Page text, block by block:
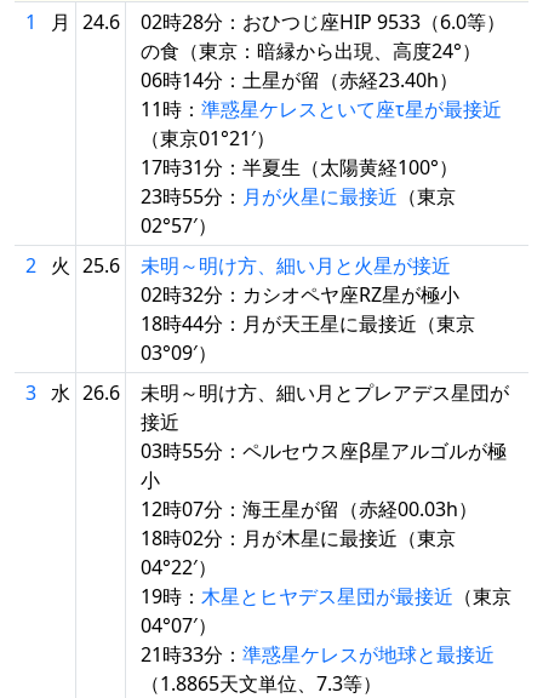
1
月 24.6
02時28分：おひつじ座HIP 9533（6.0等）
の食（東京：暗縁から出現、高度24°）
06時14分：土星が留（赤経23.40h）
11時： 準惑星ケレスといて座τ星が最接近
（東京01°21′）
17時31分：半夏生（太陽黄経100°）
23時55分： 月が火星に最接近 （東京
02°57′）
2
火 25.6
未明～明け方、細い月と火星が接近
02時32分：カシオペヤ座RZ星が極小
18時44分：月が天王星に最接近（東京
03°09′）
3 水 26.6
未明～明け方、細い月とプレアデス星団が
接近
03時55分：ペルセウス座β星アルゴルが極
小
12時07分：海王星が留（赤経00.03h）
18時02分：月が木星に最接近（東京
04°22′）
19時： 木星とヒヤデス星団が最接近 （東京
04°07′）
21時33分： 準惑星ケレスが地球と最接近
（1.8865天文単位、7.3等）